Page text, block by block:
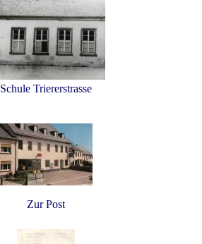
Schule Triererstrasse
Zur Post